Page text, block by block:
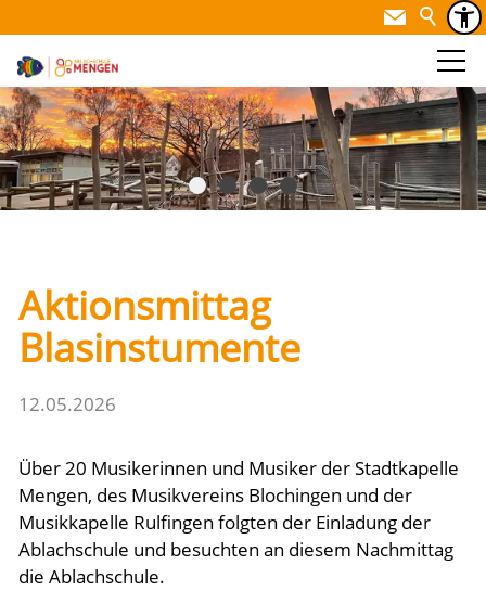
Aktionsmittag
Blasinstumente
12.05.2026
Über 20 Musikerinnen und Musiker der Stadtkapelle
Mengen, des Musikvereins Blochingen und der
Musikkapelle Rulfingen folgten der Einladung der
Ablachschule und besuchten an diesem Nachmittag
die Ablachschule.